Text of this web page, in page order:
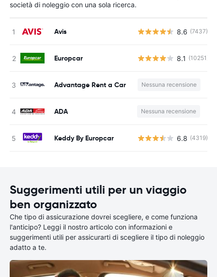
società di noleggio con una sola ricerca.
Avis 8.6 (7437)
Europcar 8.1 (10251)
Advantage Rent a Car Nessuna recensione
ADA Nessuna recensione
Keddy By Europcar 6.8 (4319)
Suggerimenti utili per un viaggio
ben organizzato
Che tipo di assicurazione dovrei scegliere, e come funziona
l'anticipo? Leggi il nostro articolo con informazioni e
suggerimenti utili per assicurarti di scegliere il tipo di noleggio
adatto a te.